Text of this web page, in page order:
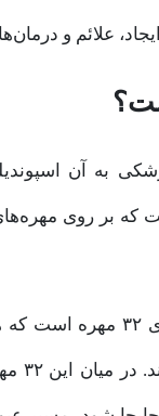
علائم و
روی مهره‌های
همان‌طور که می‌دانید،